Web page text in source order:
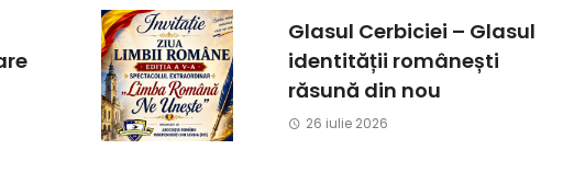
Glasul Cerbiciei – Glasul
identității românești
răsună din nou
26 iulie 2026